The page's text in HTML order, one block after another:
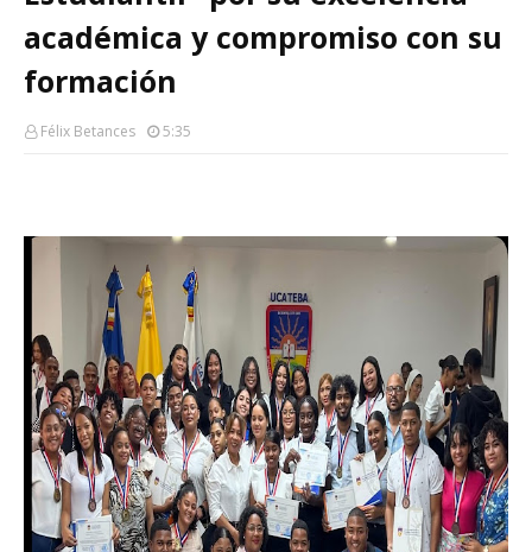
académica y compromiso con su
formación
Félix Betances 5:35